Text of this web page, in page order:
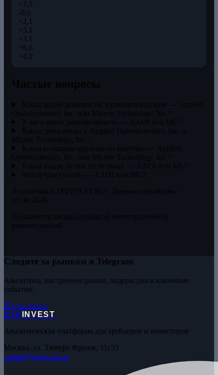
+2,5
-0,6
+2,1
+5,1
+3,1
+6,6
+4,0
Следите за рынком в Telegram
Аналитика, настроение рынка, лидеры дня и ключевые
события.
Подписаться
ETP
INVEST
Аналитическая платформа для трейдеров и инвесторов
Москва, ул. Тимура Фрунзе, 11с33
contact@etpinvest.ru